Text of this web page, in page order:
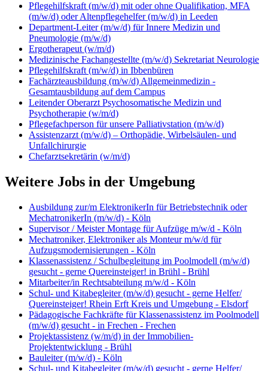
Pflegehilfskraft (m/w/d) mit oder ohne Qualifikation, MFA
(m/w/d) oder Altenpflegehelfer (m/w/d) in Leeden
Department-Leiter (m/w/d) für Innere Medizin und
Pneumologie (m/w/d)
Ergotherapeut (w/m/d)
Medizinische Fachangestellte (m/w/d) Sekretariat Neurologie
Pflegehilfskraft (m/w/d) in Ibbenbüren
Fachärzteausbildung (m/w/d) Allgemeinmedizin -
Gesamtausbildung auf dem Campus
Leitender Oberarzt Psychosomatische Medizin und
Psychotherapie (w/m/d)
Pflegefachperson für unsere Palliativstation (m/w/d)
Assistenzarzt (m/w/d) – Orthopädie, Wirbelsäulen- und
Unfallchirurgie
Chefarztsekretärin (w/m/d)
Weitere Jobs in der Umgebung
Ausbildung zur/m ElektronikerIn für Betriebstechnik oder
MechatronikerIn (m/w/d) - Köln
Supervisor / Meister Montage für Aufzüge m/w/d - Köln
Mechatroniker, Elektroniker als Monteur m/w/d für
Aufzugsmodernisierungen - Köln
Klassenassistenz / Schulbegleitung im Poolmodell (m/w/d)
gesucht - gerne Quereinsteiger! in Brühl - Brühl
Mitarbeiter/in Rechtsabteilung m/w/d - Köln
Schul- und Kitabegleiter (m/w/d) gesucht - gerne Helfer/
Quereinsteiger! Rhein Erft Kreis und Umgebung - Elsdorf
Pädagogische Fachkräfte für Klassenassistenz im Poolmodell
(m/w/d) gesucht - in Frechen - Frechen
Projektassistenz (w/m/d) in der Immobilien-
Projektentwicklung - Brühl
Bauleiter (m/w/d) - Köln
Schul- und Kitabegleiter (m/w/d) gesucht - gerne Helfer/